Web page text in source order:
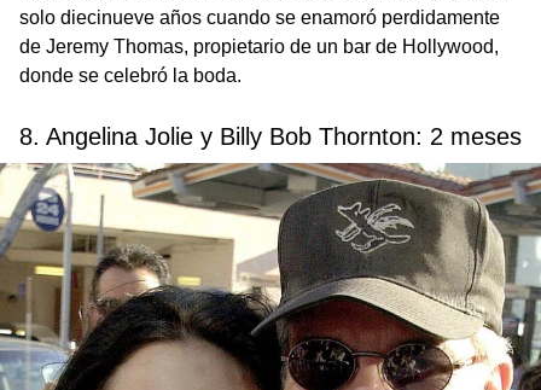
solo diecinueve años cuando se enamoró perdidamente
de Jeremy Thomas, propietario de un bar de Hollywood,
donde se celebró la boda.
8. Angelina Jolie y Billy Bob Thornton: 2 meses